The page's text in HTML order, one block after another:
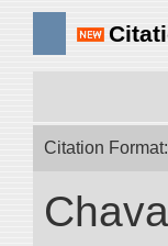
Citation Format: